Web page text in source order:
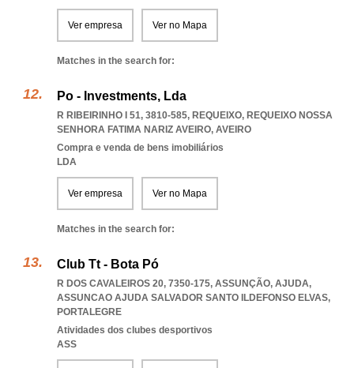
Ver empresa Ver no Mapa
Matches in the search for:
Po - Investments, Lda
R RIBEIRINHO I 51, 3810-585, REQUEIXO, REQUEIXO NOSSA
SENHORA FATIMA NARIZ AVEIRO, AVEIRO
Compra e venda de bens imobiliários
LDA
Ver empresa Ver no Mapa
Matches in the search for:
Club Tt - Bota Pó
R DOS CAVALEIROS 20, 7350-175, ASSUNÇÃO, AJUDA,
ASSUNCAO AJUDA SALVADOR SANTO ILDEFONSO ELVAS,
PORTALEGRE
Atividades dos clubes desportivos
ASS